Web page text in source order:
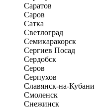
Саратов
Саров
Сатка
Светлоград
Семикаракорск
Сергиев Посад
Сердобск
Серов
Серпухов
Славянск-на-Кубани
Смоленск
Снежинск